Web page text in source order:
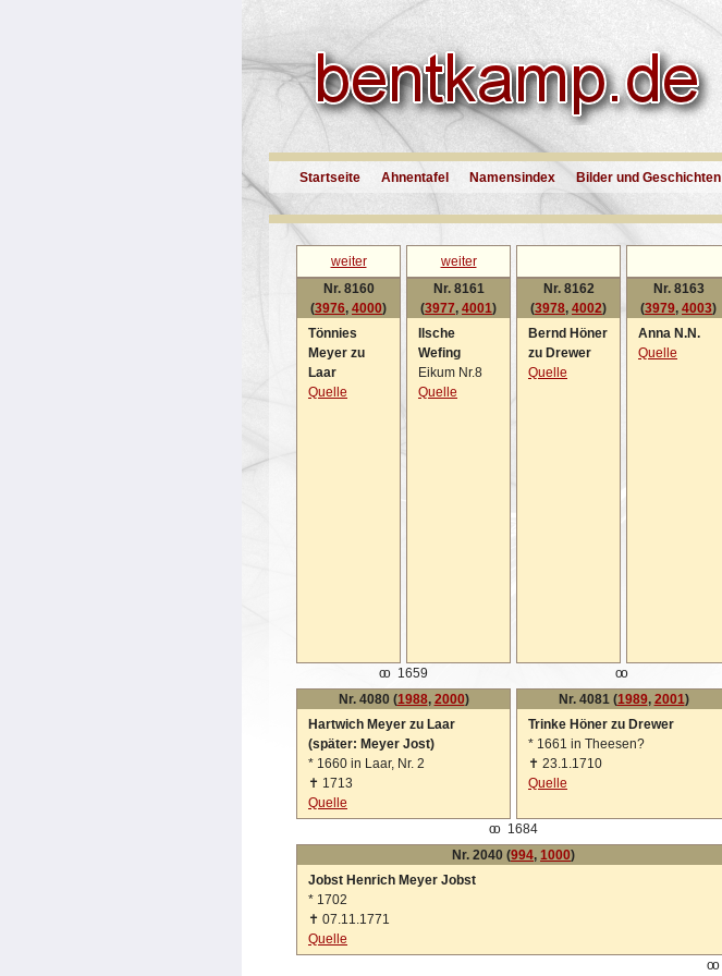
Startseite Ahnentafel Namensindex Bilder und Geschichten
weiter weiter
Nr. 8160
(3976, 4000)
Tönnies
Meyer zu
Laar
Quelle
Nr. 8161
(3977, 4001)
Ilsche
Wefing
Eikum Nr.8
Quelle
Nr. 8162
(3978, 4002)
Bernd Höner
zu Drewer
Quelle
Nr. 8163
(3979, 4003)
Anna N.N.
Quelle
oo 1659 oo
Nr. 4080 (1988, 2000)
Hartwich Meyer zu Laar
(später: Meyer Jost)
* 1660 in Laar, Nr. 2
✝ 1713
Quelle
Nr. 4081 (1989, 2001)
Trinke Höner zu Drewer
* 1661 in Theesen?
✝ 23.1.1710
Quelle
oo
1684
Nr. 2040 (994, 1000)
Jobst Henrich Meyer Jobst
* 1702
✝ 07.11.1771
Quelle
oo